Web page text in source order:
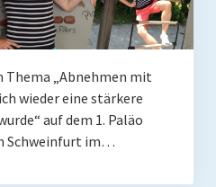
Thema „Abnehmen mit
wieder eine stärkere
auf dem 1. Paläo
Schweinfurt im…